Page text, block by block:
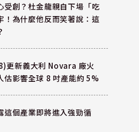
受創？杜金龍親自下場「吃
！為什麼他反而笑著說：這
更新義大利 Novara 廠火
估影響全球 8 吋產能約 5%
這個產業即將進入強勁循